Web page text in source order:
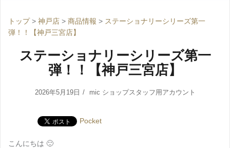
トップ> 神戸店 > 商品情報 > ステーショナリーシリーズ第一
弾！！【神戸三宮店】
ステーショナリーシリーズ第一
弾！！【神戸三宮店】
2026年5月19日 mic ショップスタッフ用アカウント
Pocket
こんにちは 🙂